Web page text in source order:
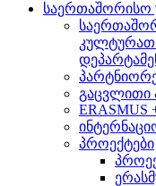
გაცვლითი
ERASMUS
პროექტები